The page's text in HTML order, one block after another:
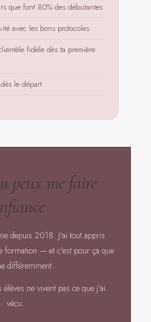
que font 80% des débutantes
avec les bons protocoles
fidèle dès ta première
le départ
peux me faire
depuis 2018. J'ai tout appris
formation — et c'est pour ça que
différemment.
ne vivent pas ce que j'ai
vécu.